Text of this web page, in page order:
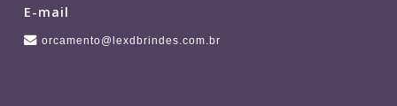
E-mail
orcamento@lexdbrindes.com.br